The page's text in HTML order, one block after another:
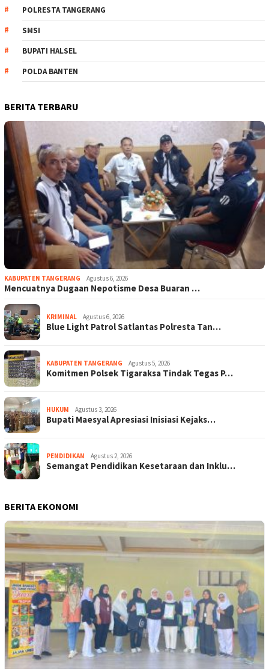
POLRESTA TANGERANG
SMSI
BUPATI HALSEL
POLDA BANTEN
BERITA TERBARU
KABUPATEN TANGERANG Agustus 6, 2026
Mencuatnya Dugaan Nepotisme Desa Buaran …
KRIMINAL Agustus 6, 2026
Blue Light Patrol Satlantas Polresta Tan…
KABUPATEN TANGERANG Agustus 5, 2026
Komitmen Polsek Tigaraksa Tindak Tegas P…
HUKUM Agustus 3, 2026
Bupati Maesyal Apresiasi Inisiasi Kejaks…
PENDIDIKAN Agustus 2, 2026
Semangat Pendidikan Kesetaraan dan Inklu…
BERITA EKONOMI